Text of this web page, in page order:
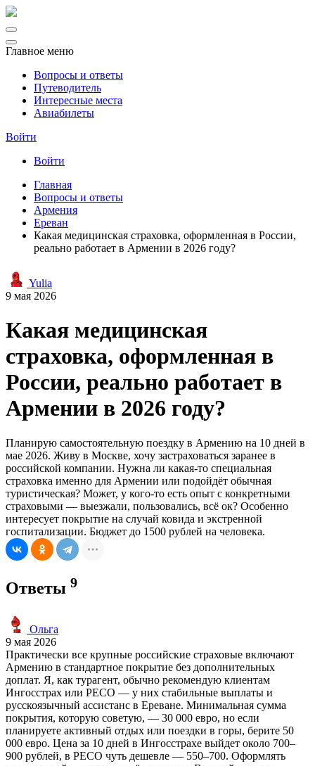
Главное меню
Вопросы и ответы
Путеводитель
Интересные места
Авиабилеты
Войти
Войти
Главная
Вопросы и ответы
Армения
Ереван
Какая медицинская страховка, оформленная в России,
реально работает в Армении в 2026 году?
Yulia
9 мая 2026
Какая медицинская
страховка, оформленная в
России, реально работает в
Армении в 2026 году?
Планирую самостоятельную поездку в Армению на 10 дней в
мае 2026. Живу в Москве, хочу застраховаться заранее в
российской компании. Нужна ли какая-то специальная
страховка именно для Армении или подойдёт обычная
туристическая? Может, у кого-то есть опыт с конкретными
страховыми — выезжали, пользовались, всё ок? Особенно
интересует покрытие на случай ковида и экстренной
госпитализации. Бюджет до 1500 рублей на человека.
Ответы 9
Ольга
9 мая 2026
Практически все крупные российские страховые включают
Армению в стандартное покрытие без дополнительных
доплат. Я, как турагент, обычно рекомендую клиентам
Ингосстрах или РЕСО — у них стабильные выплаты и
русскоязычный ассистанс в Ереване. Минимальная сумма
покрытия, которую советую, — 30 000 евро, но если
планируете активный отдых или поездки в горы, берите 50
000 евро. Цена за 10 дней в Ингосстрахе выйдет около 700–
900 рублей, в РЕСО чуть дешевле — 550–700. Оформлять